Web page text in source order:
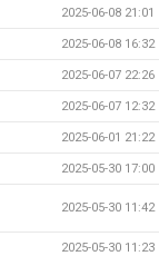
2025-06-08 21:01
2025-06-08 16:32
2025-06-07 22:26
2025-06-07 12:32
2025-06-01 21:22
2025-05-30 17:00
2025-05-30 11:42
2025-05-30 11:23